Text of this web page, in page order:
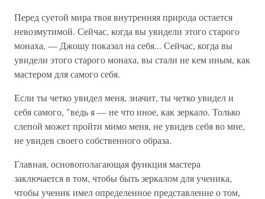
Перед суетой мира твоя внутренняя природа остается
невозмутимой. Сейчас, когда вы увидели этого старого
монаха, — Джошу показал на себя... Сейчас, когда вы
увидели этого старого монаха, вы стали не кем иным, как
мастером для самого себя.
Если ты четко увидел меня, значит, ты четко увидел и
себя самого, "ведь я — не что иное, как зеркало. Только
слепой может пройти мимо меня, не увидев себя во мне,
не увидев своего собственного образа.
Главная, основополагающая функция мастера
заключается в том, чтобы быть зеркалом для ученика,
чтобы ученик имел определенное представление о том,